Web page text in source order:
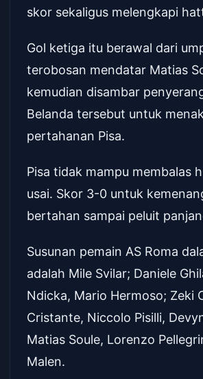
skor sekaligus melengkapi
Gol ketiga itu berawal dari
terobosan mendatar Matias
kemudian disambar
Belanda tersebut untuk
pertahanan Pisa.
Pisa tidak mampu membalas
usai. Skor 3-0 untuk
bertahan sampai peluit
Susunan pemain AS Roma
adalah Mile Svilar; Daniele
Ndicka, Mario Hermoso; Zeki
Cristante, Niccolo Pisilli,
Matias Soule, Lorenzo
Malen.